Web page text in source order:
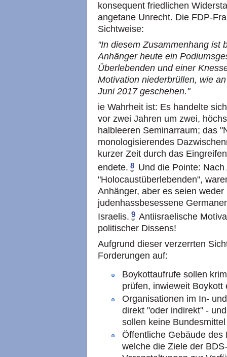
konsequent friedlichen
angetane Unrecht. Die FDP-
Sichtweise:
"In diesem Zusammenhang ist
Anhänger heute ein
Überlebenden und einer
Motivation niederbrüllen, wie
Juni 2017 geschehen."
ie Wahrheit ist: Es handelte
vor zwei Jahren um zwei,
halbleeren Seminarraum; das
monologisierendes
kurzer Zeit durch das
endete. 8 Und die Pointe:
"Holocaustüberlebenden",
Anhänger, aber es seien
judenhassbesessene
Israelis. 9 Antiisraelische
politischer Dissens!
Aufgrund dieser verzerrten
Forderungen auf:
Boykottaufrufe sollen
prüfen, inwieweit Boykott
Organisationen im In-
direkt "oder indirekt" -
sollen keine
Öffentliche Gebäude des
welche die Ziele der